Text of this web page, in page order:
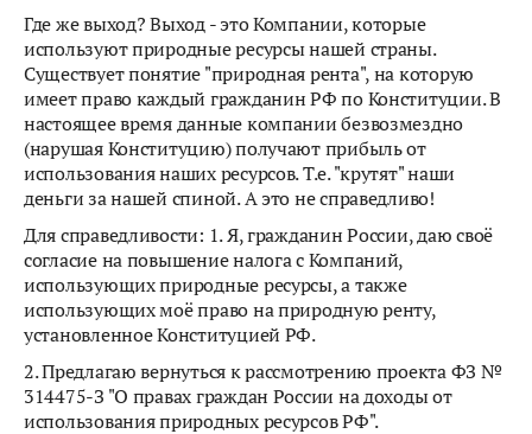
Где же выход? Выход - это Компании, которые
используют природные ресурсы нашей страны.
Существует понятие "природная рента", на которую
имеет право каждый гражданин РФ по Конституции. В
настоящее время данные компании безвозмездно
(нарушая Конституцию) получают прибыль от
использования наших ресурсов. Т.е. "крутят" наши
деньги за нашей спиной. А это не справедливо!
Для справедливости: 1. Я, гражданин России, даю своё
согласие на повышение налога с Компаний,
использующих природные ресурсы, а также
использующих моё право на природную ренту,
установленное Конституцией РФ.
2. Предлагаю вернуться к рассмотрению проекта ФЗ №
314475-З "О правах граждан России на доходы от
использования природных ресурсов РФ".